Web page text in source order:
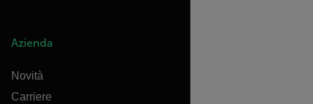
Azienda
Novità
Carriere